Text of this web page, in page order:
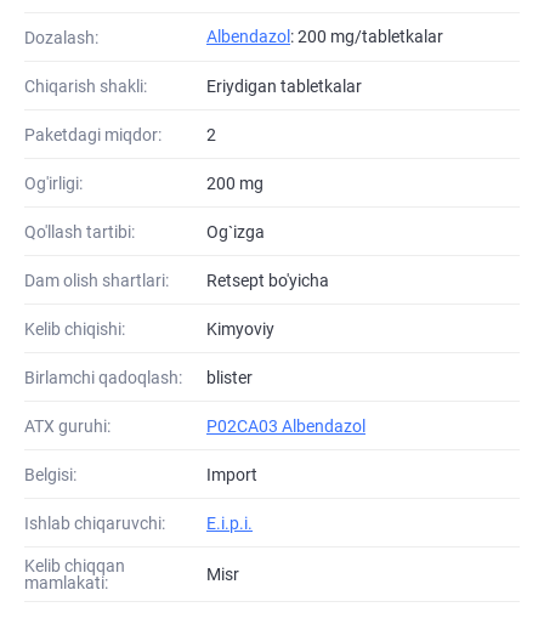
Dozalash: Albendazol : 200 mg/tabletkalar
Chiqarish shakli: Eriydigan tabletkalar
Paketdagi miqdor: 2
Og'irligi: 200 mg
Qo'llash tartibi: Og`izga
Dam olish shartlari: Retsept bo'yicha
Kelib chiqishi: Kimyoviy
Birlamchi qadoqlash: blister
ATХ guruhi: P02CA03 Albendazol
Belgisi: Import
Ishlab chiqaruvchi: E.i.p.i.
Kelib chiqqan
mamlakati:
Misr